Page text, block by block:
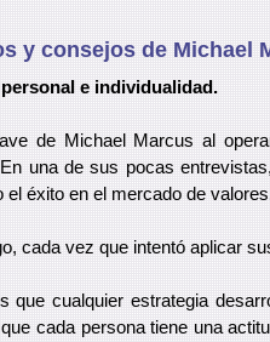
y consejos de Michael
e individualidad.
de Michael Marcus al
una de sus pocas
el éxito en el mercado de
cada vez que intentó aplicar
que cualquier estrategia
cada persona tiene una